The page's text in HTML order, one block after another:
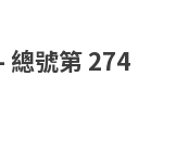
總號第 274